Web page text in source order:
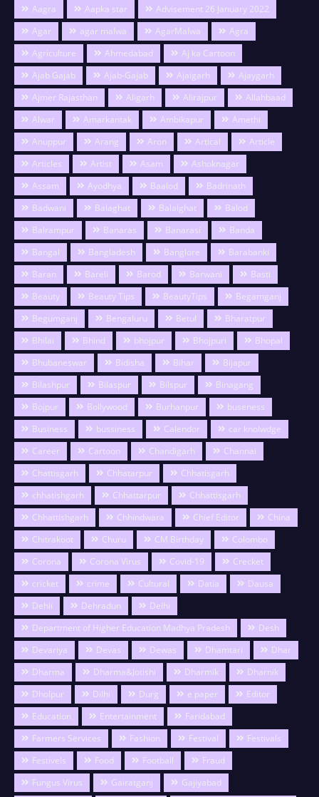
Aagra Aapka star
Advisement 26 January 2022
Agar
agar malwa AgarMalwa
Agra
Agriculture
Ahmedabad
Aj ka Cartoon
Ajab Gajab
Ajab-Gajab Ajaigarh
Ajaygarh
Ajmer Rajasthan
Aligarh Alirajpur
Allahbaad
Alwar
Amarkantak Ambikapur
Amethi
Anuppur
Arang Aron Artical
Article
Articles
Artist Asam
Ashoknagar
Assam
Ayodhya Baalod
Badrinath
Badwani
Balaghat Balalghat
Balod
Balrampur
Banaras Banarasi
Banda
Bangal
Bangladesh Banglore
Barabanki
Baran
Bareli Barod Barwani
Basti
Beauty
Beauty Tips BeautyTips
Begamganj
Begumganj
Bengaluru Betul
Bharatpur
Bhilai
Bhind bhojpur Bhojpuri
Bhopal
Bhubaneswar
Bidisha Bihar
Bijapur
Bilashpur
Bilaspur Bilspur
Binagang
Bojpur
Bollywood Burhanpur
buseness
Business
bussiness Calendor
car knolwdge
Career
Cartoon Chandigarh
Channai
Chattisgarh
Chhatarpur
Chhatisgarh
chhatishgarh
Chhattarpur
Chhattisgarh
Chhattishgarh
Chhindwara Chief Editor
China
Chitrakoot
Churu CM Birthday
Colombo
Corona
Corona Virus Covid-19
Crecket
cricket
crime Cultural Datia
Dausa
Dehli
Dehradun
Delhi
Department of Higher Education Madhya Pradesh
Desh
Devariya
Devas Dewas Dhamtari
Dhar
Dharma
Dharma&Jotishi Dharmik
Dharnik
Dholpur
Dilhi Durg e paper
Editor
Education
Entertainment
Faridabad
Farmers Services
Fashion Festival
Festivals
Festivels
Food Football
Fraud
Fungus Virus
Gairatganj
Gajiyabad